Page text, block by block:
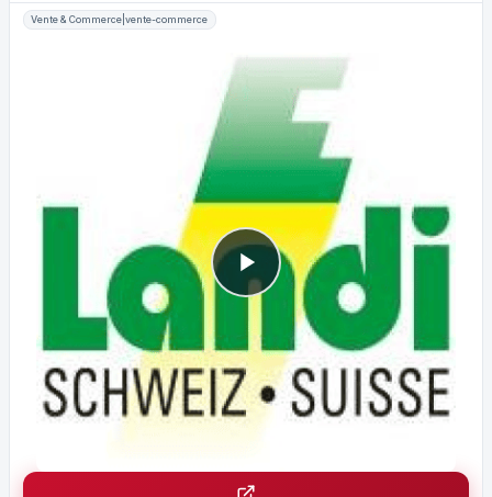
Vente & Commerce|vente-commerce